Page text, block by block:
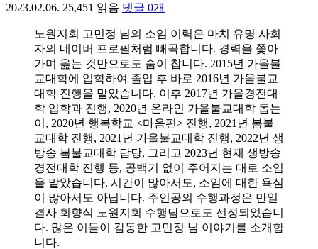
2023.02.06. 25,451 읽음 댓글 0개
노원지회 고민정 님의 소임 이력은 마치 유명 사회
자의 네이버 프로필처럼 빼곡합니다. 경력을 쫓아
가며 읊는 것만으로도 숨이 찹니다. 2015년 가을불
교대학에 입학하여 졸업 후 바로 2016년 가을불교
대학 진행을 맡았습니다. 이후 2017년 가을경전대
학 입학과 진행, 2020년 온라인 가을불교대학 돕는
이, 2020년 행복학교 <마음편> 진행, 2021년 봄불
교대학 진행, 2021년 가을불교대학 진행, 2022년 생
방송 봄불교대학 담당, 그리고 2023년 현재 생방송
경전대학 진행 등, 공백기 없이 주어지는 대로 소임
을 맡았습니다. 시간이 많아서도, 소임에 대한 욕심
이 많아서도 아닙니다. 주인공의 수행과정은 만일
결사 회향식 노원지회 수행담으로도 선정되었습니
다. 많은 이들이 감동한 고민정 님 이야기를 소개합
니다.